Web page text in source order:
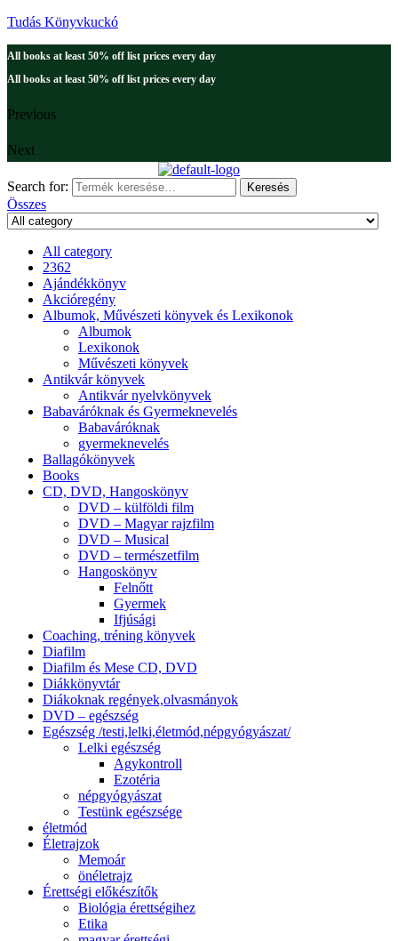
Tudás Könyvkuckó
All books at least 50% off list prices every day
All books at least 50% off list prices every day
Previous
Next
Search for: Keresés
Összes
All category
2362
Ajándékkönyv
Akcióregény
Albumok, Művészeti könyvek és Lexikonok
Albumok
Lexikonok
Művészeti könyvek
Antikvár könyvek
Antikvár nyelvkönyvek
Babaváróknak és Gyermeknevelés
Babaváróknak
gyermeknevelés
Ballagókönyvek
Books
CD, DVD, Hangoskönyv
DVD – külföldi film
DVD – Magyar rajzfilm
DVD – Musical
DVD – természetfilm
Hangoskönyv
Felnőtt
Gyermek
Ifjúsági
Coaching, tréning könyvek
Diafilm
Diafilm és Mese CD, DVD
Diákkönyvtár
Diákoknak regények,olvasmányok
DVD – egészség
Egészség /testi,lelki,életmód,népgyógyászat/
Lelki egészség
Agykontroll
Ezotéria
népgyógyászat
Testünk egészsége
életmód
Életrajzok
Memoár
önéletrajz
Érettségi előkészítők
Biológia érettségihez
Etika